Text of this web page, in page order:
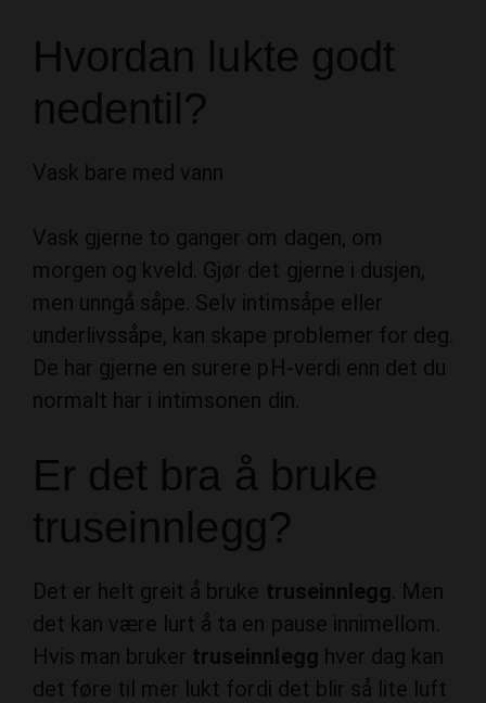
Hvordan lukte godt
nedentil?
Vask bare med vann
Vask gjerne to ganger om dagen, om
morgen og kveld. Gjør det gjerne i dusjen,
men unngå såpe. Selv intimsåpe eller
underlivssåpe, kan skape problemer for deg.
De har gjerne en surere pH-verdi enn det du
normalt har i intimsonen din.
Er det bra å bruke
truseinnlegg?
Det er helt greit å bruke truseinnlegg . Men
det kan være lurt å ta en pause innimellom.
Hvis man bruker truseinnlegg hver dag kan
det føre til mer lukt fordi det blir så lite luft